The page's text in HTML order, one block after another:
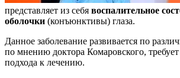
представляет из себя воспалительное
оболочки (конъюнктивы) глаза.
Данное заболевание развивается по
по мнению доктора Комаровского,
подхода к лечению.